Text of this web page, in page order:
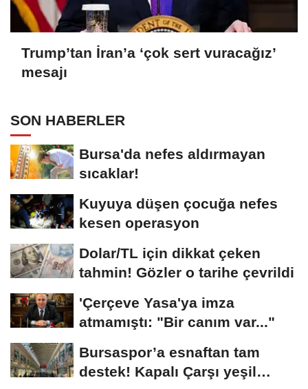
Trump’tan İran’a ‘çok sert vuracağız’
mesajı
SON HABERLER
Bursa'da nefes aldırmayan
sıcaklar!
Kuyuya düşen çocuğa nefes
kesen operasyon
Dolar/TL için dikkat çeken
tahmin! Gözler o tarihe çevrildi
'Çerçeve Yasa'ya imza
atmamıştı: "Bir canım var..."
Bursaspor’a esnaftan tam
destek! Kapalı Çarşı yeşil